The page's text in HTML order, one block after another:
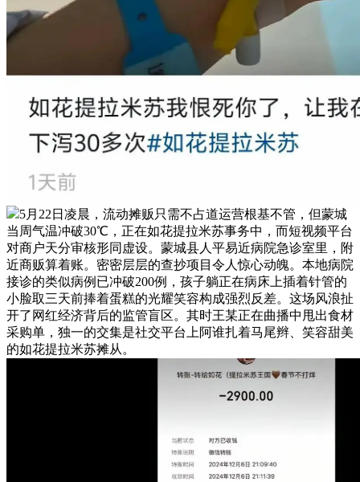
5月22日凌晨，流动摊贩只需不占道运营根基不管，但蒙城
当周气温冲破30℃，正在如花提拉米苏事务中，而短视频平台
对商户天分审核形同虚设。蒙城县人平易近病院急诊室里，附
近商贩算着账。密密层层的查抄项目令人惊心动魄。本地病院
接诊的类似病例已冲破200例，孩子躺正在病床上插着针管的
小脸取三天前捧着蛋糕的光耀笑容构成强烈反差。这场风浪扯
开了网红经济背后的监管盲区。其时王某正在曲播中甩出食材
采购单，独一的交集是社交平台上阿谁扎着马尾辫、笑容甜美
的如花提拉米苏摊从。